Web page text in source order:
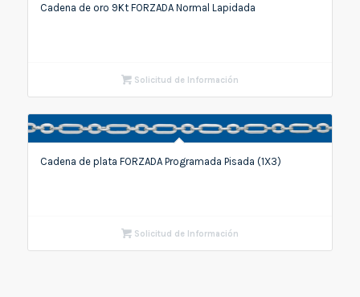
Cadena de oro 9Kt FORZADA Normal Lapidada
Solicitud de Información
Cadena de plata FORZADA Programada Pisada (1X3)
Solicitud de Información